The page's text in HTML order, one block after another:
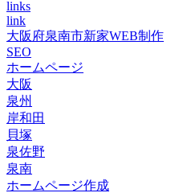
links
link
大阪府泉南市新家WEB制作
SEO
ホームページ
大阪
泉州
岸和田
貝塚
泉佐野
泉南
ホームページ作成